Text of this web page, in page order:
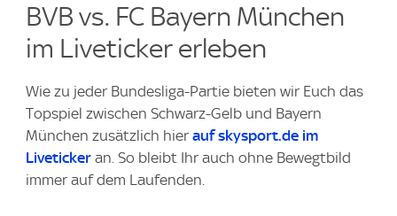
BVB vs. FC Bayern München
im Liveticker erleben
Wie zu jeder Bundesliga-Partie bieten wir Euch das
Topspiel zwischen Schwarz-Gelb und Bayern
München zusätzlich hier auf skysport.de im
Liveticker an. So bleibt Ihr auch ohne Bewegtbild
immer auf dem Laufenden.